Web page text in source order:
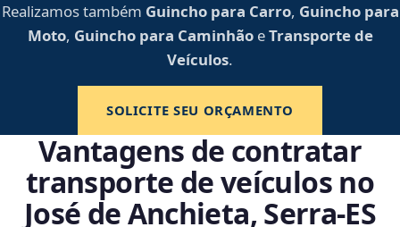
Realizamos também Guincho para Carro, Guincho para
Moto, Guincho para CaminhãoeTransporte de
Veículos.
SOLICITE SEU ORÇAMENTO
Vantagens de contratar
transporte de veículos no
José de Anchieta, Serra‑ES